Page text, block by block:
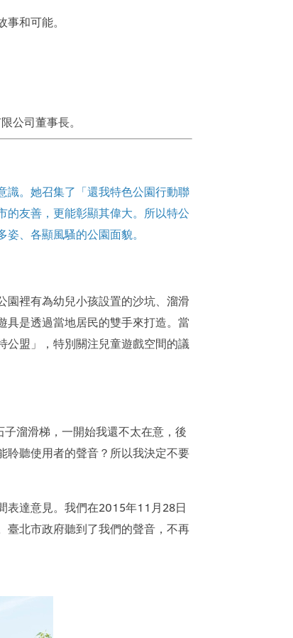
和可能。
公司董事長。
識。她召集了「還我特色公園行動聯
的友善，更能彰顯其偉大。所以特公
、各顯風騷的公園面貌。
園裡有為幼兒小孩設置的沙坑、溜滑
具是透過當地居民的雙手來打造。當
公盟」，特別關注兒童遊戲空間的議
溜滑梯，一開始我還不太在意，後
聆聽使用者的聲音？所以我決定不要
表達意見。我們在2015年11月28日
臺北市政府聽到了我們的聲音，不再